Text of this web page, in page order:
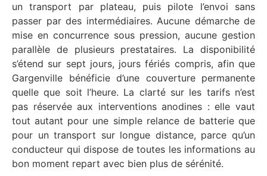
un transport par plateau, puis pilote l’envoi sans
passer par des intermédiaires. Aucune démarche de
mise en concurrence sous pression, aucune gestion
parallèle de plusieurs prestataires. La disponibilité
s’étend sur sept jours, jours fériés compris, afin que
Gargenville bénéficie d’une couverture permanente
quelle que soit l’heure. La clarté sur les tarifs n’est
pas réservée aux interventions anodines : elle vaut
tout autant pour une simple relance de batterie que
pour un transport sur longue distance, parce qu’un
conducteur qui dispose de toutes les informations au
bon moment repart avec bien plus de sérénité.